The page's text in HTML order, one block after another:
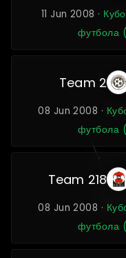
11 Jun 2008 ·
футбола
Team 2
08 Jun 2008 ·
футбола
Team 218
08 Jun 2008 ·
футбола